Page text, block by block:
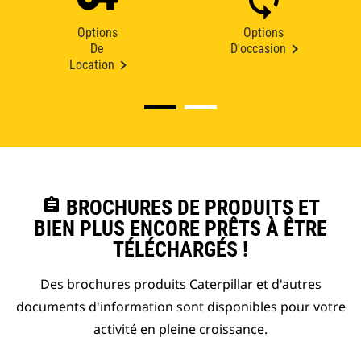
Options
De
Location
Options
D'occasion
assignment BROCHURES DE PRODUITS ET
BIEN PLUS ENCORE PRÊTS À ÊTRE
TÉLÉCHARGÉS !
Des brochures produits Caterpillar et d'autres
documents d'information sont disponibles pour votre
activité en pleine croissance.